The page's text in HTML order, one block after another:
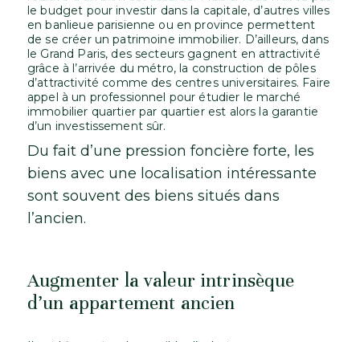
le budget pour investir dans la capitale, d’autres villes
en banlieue parisienne ou en province permettent
de se créer un patrimoine immobilier. D’ailleurs, dans
le Grand Paris, des secteurs gagnent en attractivité
grâce à l’arrivée du métro, la construction de pôles
d’attractivité comme des centres universitaires. Faire
appel à un professionnel pour étudier le marché
immobilier quartier par quartier est alors la garantie
d’un investissement sûr.
Du fait d’une pression foncière forte, les
biens avec une localisation intéressante
sont souvent des biens situés dans
l’ancien.
Augmenter la valeur intrinsèque
d’un appartement ancien